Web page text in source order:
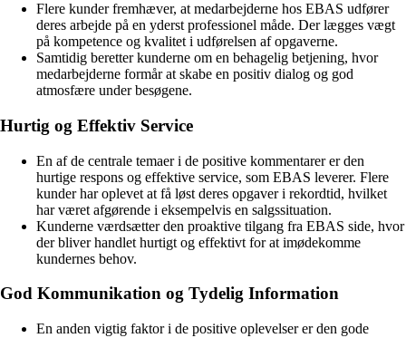
Flere kunder fremhæver, at medarbejderne hos EBAS udfører
deres arbejde på en yderst professionel måde. Der lægges vægt
på kompetence og kvalitet i udførelsen af opgaverne.
Samtidig beretter kunderne om en behagelig betjening, hvor
medarbejderne formår at skabe en positiv dialog og god
atmosfære under besøgene.
Hurtig og Effektiv Service
En af de centrale temaer i de positive kommentarer er den
hurtige respons og effektive service, som EBAS leverer. Flere
kunder har oplevet at få løst deres opgaver i rekordtid, hvilket
har været afgørende i eksempelvis en salgssituation.
Kunderne værdsætter den proaktive tilgang fra EBAS side, hvor
der bliver handlet hurtigt og effektivt for at imødekomme
kundernes behov.
God Kommunikation og Tydelig Information
En anden vigtig faktor i de positive oplevelser er den gode